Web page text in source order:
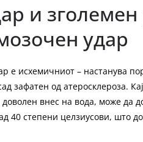
и
удар
е исхемичниот – настанува
зафатен од атеросклероза.
внес на вода, може да
40 степени целзиусови, што